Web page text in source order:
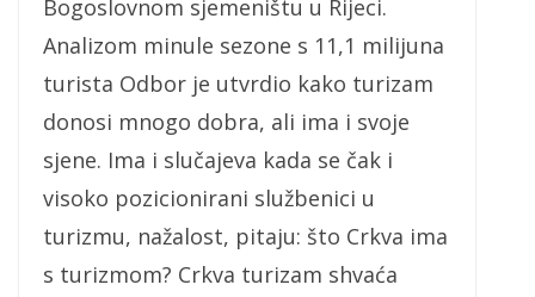
Bogoslovnom sjemeništu u Rijeci.
Analizom minule sezone s 11,1 milijuna
turista Odbor je utvrdio kako turizam
donosi mnogo dobra, ali ima i svoje
sjene. Ima i slučajeva kada se čak i
visoko pozicionirani službenici u
turizmu, nažalost, pitaju: što Crkva ima
s turizmom? Crkva turizam shvaća